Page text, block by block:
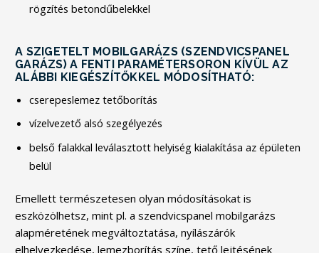
rögzítés betondűbelekkel
A SZIGETELT MOBILGARÁZS (SZENDVICSPANEL
GARÁZS) A FENTI PARAMÉTERSORON KÍVÜL AZ
ALÁBBI KIEGÉSZÍTŐKKEL MÓDOSÍTHATÓ:
cserepeslemez tetőborítás
vízelvezető alsó szegélyezés
belső falakkal leválasztott helyiség kialakítása az épületen
belül
Emellett természetesen olyan módosításokat is
eszközölhetsz, mint pl. a szendvicspanel mobilgarázs
alapméretének megváltoztatása, nyílászárók
elhelyezkedése, lemezborítás színe, tető lejtésének